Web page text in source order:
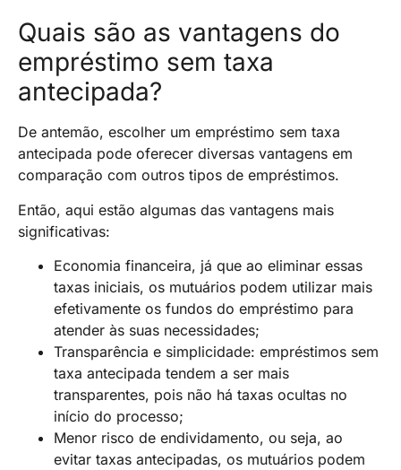
Quais são as vantagens do
empréstimo sem taxa
antecipada?
De antemão, escolher um empréstimo sem taxa
antecipada pode oferecer diversas vantagens em
comparação com outros tipos de empréstimos.
Então, aqui estão algumas das vantagens mais
significativas:
Economia financeira, já que ao eliminar essas
taxas iniciais, os mutuários podem utilizar mais
efetivamente os fundos do empréstimo para
atender às suas necessidades;
Transparência e simplicidade: empréstimos sem
taxa antecipada tendem a ser mais
transparentes, pois não há taxas ocultas no
início do processo;
Menor risco de endividamento, ou seja, ao
evitar taxas antecipadas, os mutuários podem